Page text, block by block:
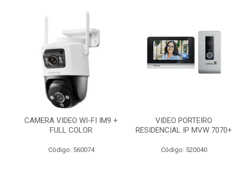
CAMERA VIDEO WI-FI IM9 +
FULL COLOR
Código: 560074
VIDEO PORTEIRO
RESIDENCIAL IP MVW 7070+
Código: 520040